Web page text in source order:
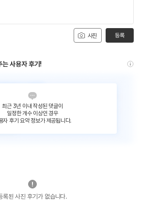
사진 등록
사용자 후기!
최근 3년 이내 작성된 댓글이
일정한 개수 이상인 경우
자 후기 요약 정보가 제공됩니다.
록된 사진 후기가 없습니다.